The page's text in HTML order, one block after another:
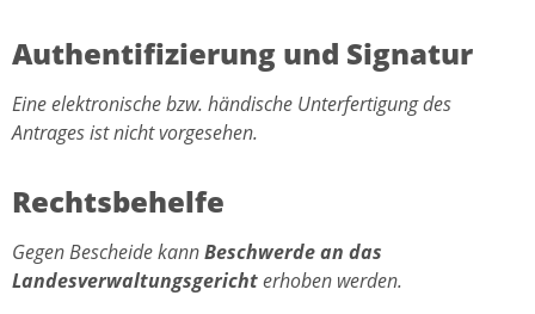
Authentifizierung und Signatur
Eine elektronische bzw. händische Unterfertigung des
Antrages ist nicht vorgesehen.
Rechtsbehelfe
Gegen Bescheide kannBeschwerde an das
Landesverwaltungsgerichterhoben werden.